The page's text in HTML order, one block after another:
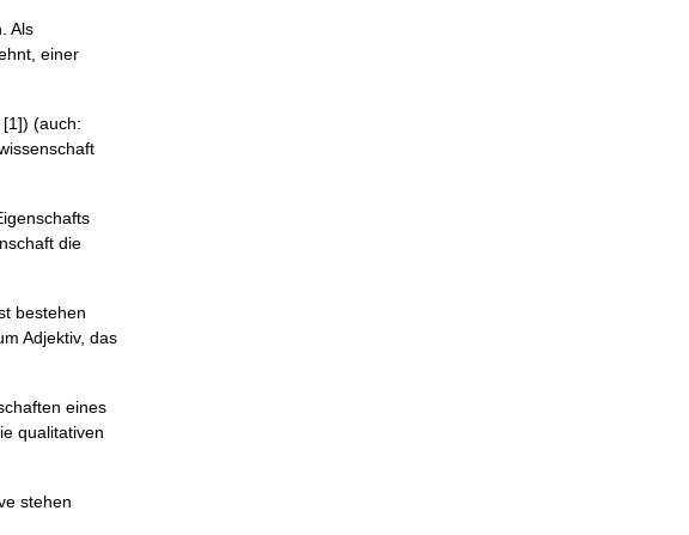
Als
einer
(auch:
die
bestehen
Adjektiv, das
eines
qualitativen
stehen